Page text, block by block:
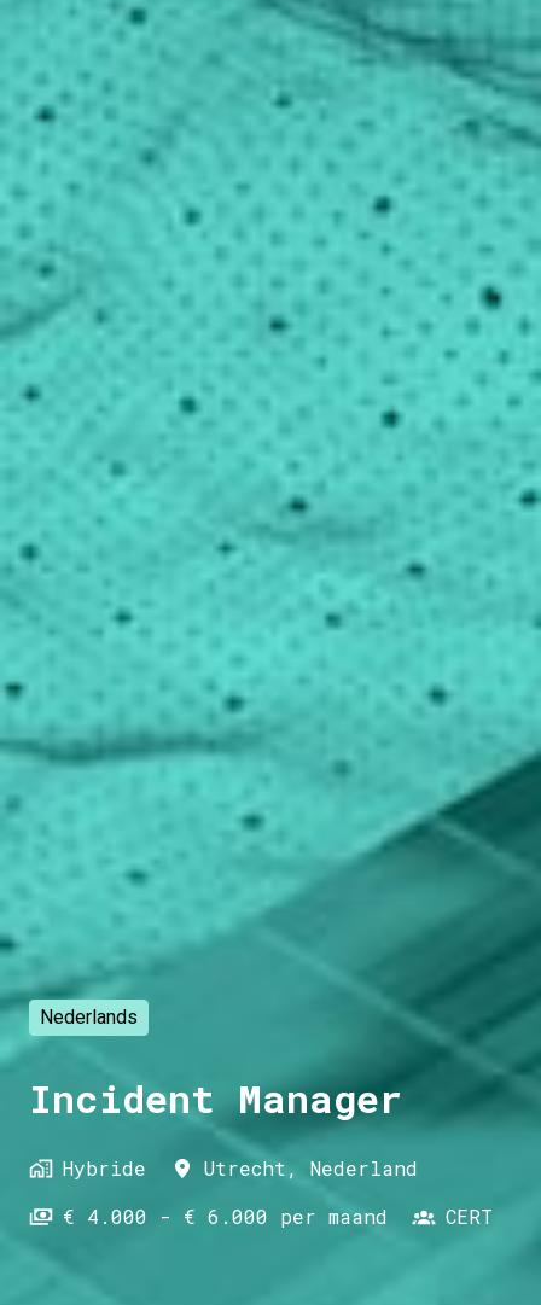
Nederlands
Incident Manager
Hybride Utrecht,
Nederland
€ 4.000 - € 6.000 per maand
CERT